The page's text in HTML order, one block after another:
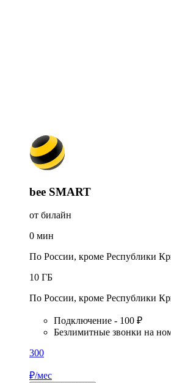
bee SMART
от билайн
0 мин
По России, кроме Республики
10 ГБ
По России, кроме Республики
Подключение - 100 ₽
Безлимитные звонки на
300
₽/мес